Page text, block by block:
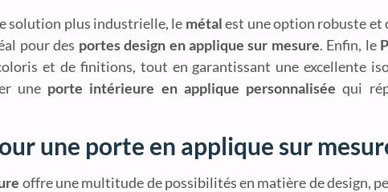
solution plus industrielle, le métalest une option robuste et
pour des portes design en applique sur mesure. Enfin, le
et de finitions, tout en garantissant une excellente
une porte intérieure en applique personnalisée qui
une porte en applique sur
offre une multitude de possibilités en matière de design,